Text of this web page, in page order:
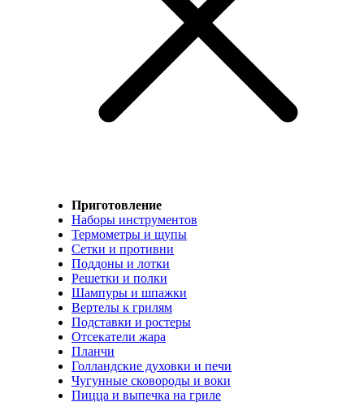
Приготовление
Наборы инструментов
Термометры и щупы
Сетки и противни
Поддоны и лотки
Решетки и полки
Шампуры и шпажки
Вертелы к грилям
Подставки и ростеры
Отсекатели жара
Планчи
Голландские духовки и печи
Чугунные сковороды и воки
Пицца и выпечка на гриле